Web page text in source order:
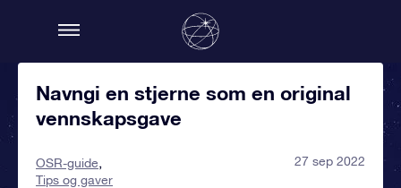
Navngi en stjerne som en original
vennskapsgave
OSR-guide
Tips og gaver
27 sep 2022